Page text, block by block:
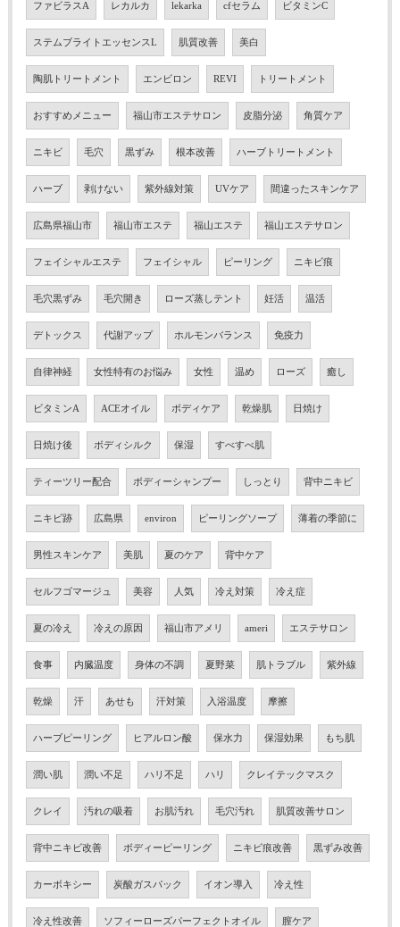
ファビラスA レカルカ lekarka cfセラム ビタミンC
ステムブライトエッセンスL 肌質改善 美白
陶肌トリートメント エンビロン REVI トリートメント
おすすめメニュー 福山市エステサロン 皮脂分泌 角質ケア
ニキビ 毛穴 黒ずみ 根本改善 ハーブトリートメント
ハーブ 剥けない 紫外線対策 UVケア 間違ったスキンケア
広島県福山市 福山市エステ 福山エステ 福山エステサロン
フェイシャルエステ フェイシャル ピーリング ニキビ痕
毛穴黒ずみ 毛穴開き ローズ蒸しテント 妊活 温活
デトックス 代謝アップ ホルモンバランス 免疫力
自律神経 女性特有のお悩み 女性 温め ローズ 癒し
ビタミンA ACEオイル ボディケア 乾燥肌 日焼け
日焼け後 ボディシルク 保湿 すべすべ肌
ティーツリー配合 ボディーシャンプー しっとり 背中ニキビ
ニキビ跡 広島県 environ ピーリングソープ 薄着の季節に
男性スキンケア 美肌 夏のケア 背中ケア
セルフゴマージュ 美容 人気 冷え対策 冷え症
夏の冷え 冷えの原因 福山市アメリ ameri エステサロン
食事 内臓温度 身体の不調 夏野菜 肌トラブル 紫外線
乾燥 汗 あせも 汗対策 入浴温度 摩擦
ハーブピーリング ヒアルロン酸 保水力 保湿効果 もち肌
潤い肌 潤い不足 ハリ不足 ハリ クレイテックマスク
クレイ 汚れの吸着 お肌汚れ 毛穴汚れ 肌質改善サロン
背中ニキビ改善 ボディーピーリング ニキビ痕改善 黒ずみ改善
カーボキシー 炭酸ガスパック イオン導入 冷え性
冷え性改善 ソフィーローズパーフェクトオイル 膣ケア